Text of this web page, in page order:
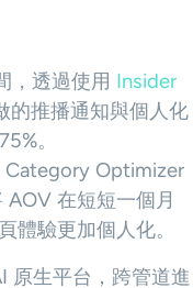
，透過使用 Insider
的推播通知與個人化
。
Category Optimizer
在短短一個月
體驗更加個人化。
原生平台，跨管道進